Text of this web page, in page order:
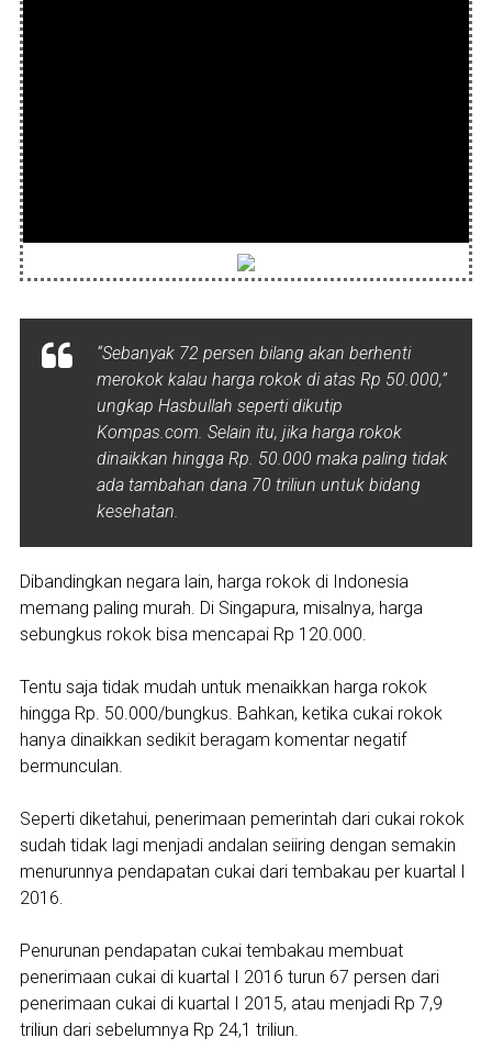
“Sebanyak 72 persen bilang akan berhenti
merokok kalau harga rokok di atas Rp 50.000,”
ungkap Hasbullah seperti dikutip
Kompas.com. Selain itu, jika harga rokok
dinaikkan hingga Rp. 50.000 maka paling tidak
ada tambahan dana 70 triliun untuk bidang
kesehatan.
Dibandingkan negara lain, harga rokok di Indonesia
memang paling murah. Di Singapura, misalnya, harga
sebungkus rokok bisa mencapai Rp 120.000.
Tentu saja tidak mudah untuk menaikkan harga rokok
hingga Rp. 50.000/bungkus. Bahkan, ketika cukai rokok
hanya dinaikkan sedikit beragam komentar negatif
bermunculan.
Seperti diketahui, penerimaan pemerintah dari cukai rokok
sudah tidak lagi menjadi andalan seiiring dengan semakin
menurunnya pendapatan cukai dari tembakau per kuartal I
2016.
Penurunan pendapatan cukai tembakau membuat
penerimaan cukai di kuartal I 2016 turun 67 persen dari
penerimaan cukai di kuartal I 2015, atau menjadi Rp 7,9
triliun dari sebelumnya Rp 24,1 triliun.